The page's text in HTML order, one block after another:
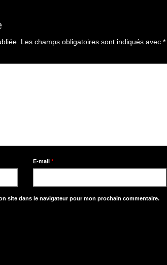
Les champs obligatoires sont indiqués avec *
E-mail*
site dans le navigateur pour mon prochain commentaire.